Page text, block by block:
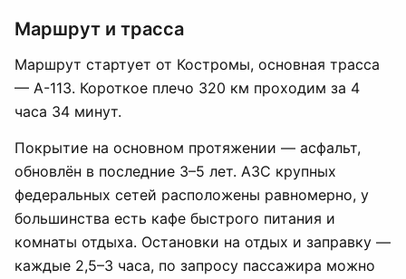
Маршрут и трасса
Маршрут стартует от Костромы, основная трасса
— А-113. Короткое плечо 320 км проходим за 4
часа 34 минут.
Покрытие на основном протяжении — асфальт,
обновлён в последние 3–5 лет. АЗС крупных
федеральных сетей расположены равномерно, у
большинства есть кафе быстрого питания и
комнаты отдыха. Остановки на отдых и заправку —
каждые 2,5–3 часа, по запросу пассажира можно